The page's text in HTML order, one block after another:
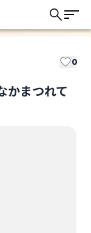
0
まつれて
す。